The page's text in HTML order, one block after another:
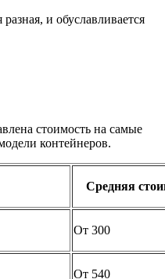
и обуславливается
стоимость на самые
контейнеров.
Средняя
От 300
От 540